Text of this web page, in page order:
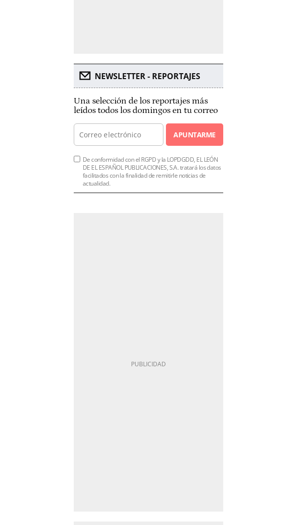
NEWSLETTER - REPORTAJES
Una selección de los reportajes más
leídos todos los domingos en tu correo
APUNTARME
De conformidad con el RGPD y la LOPDGDD, EL LEÓN
DE EL ESPAÑOL PUBLICACIONES, S.A. tratará los datos
facilitados con la finalidad de remitirle noticias de
actualidad.